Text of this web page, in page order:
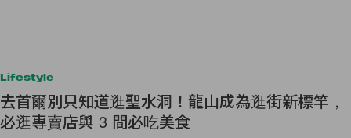
Lifestyle
去首爾別只知道逛聖水洞！龍山成為逛街新標竿，
必逛專賣店與 3 間必吃美食